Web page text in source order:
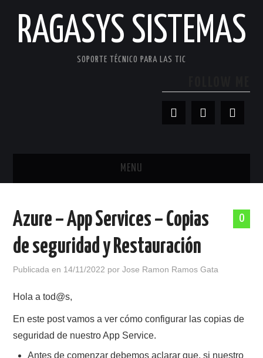
RAGASYS SISTEMAS
SOPORTE TÉCNICO PARA LAS TIC
MENU
ACERCA DE
PATROCINADORES
0
Azure – App Services – Copias
de seguridad y Restauración
Publicada en 14/11/2022 porJose Ramon Ramos Gata
Hola a tod@s,
En este post vamos a ver cómo configurar las copias de
seguridad de nuestro App Service.
Antes de comenzar debemos aclarar que, si nuestro